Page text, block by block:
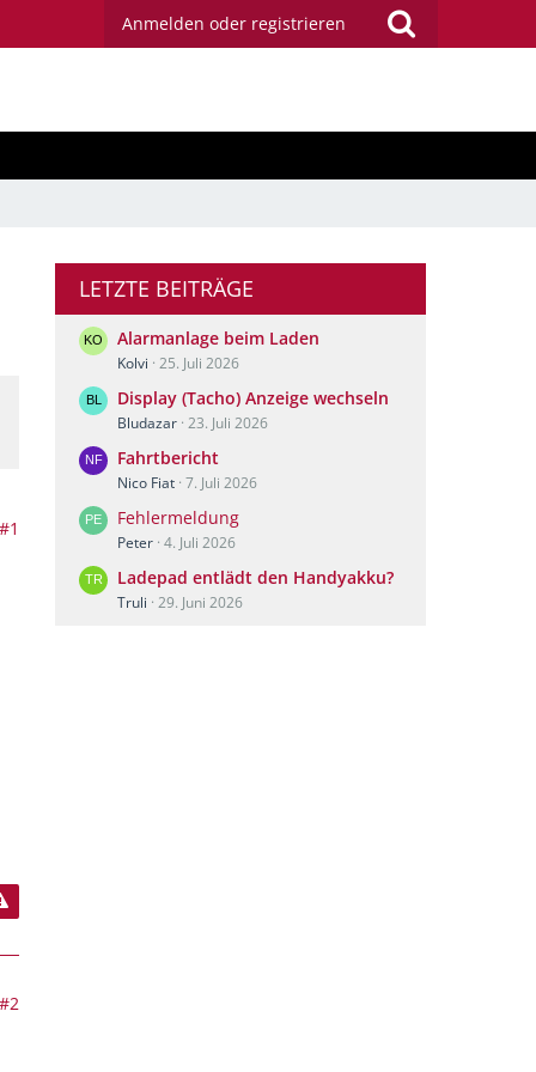
Anmelden oder registrieren
#1
#2
LETZTE BEITRÄGE
Alarmanlage beim Laden
Kolvi 25. Juli 2026
Display (Tacho) Anzeige wechseln
Bludazar 23. Juli 2026
Fahrtbericht
Nico Fiat 7. Juli 2026
Fehlermeldung
Peter 4. Juli 2026
Ladepad entlädt den Handyakku?
Truli 29. Juni 2026